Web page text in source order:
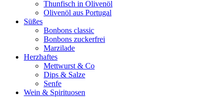
Thunfisch in Olivenöl
Olivenöl aus Portugal
Süßes
Bonbons classic
Bonbons zuckerfrei
Marzilade
Herzhaftes
Mettwurst & Co
Dips & Salze
Senfe
Wein & Spirituosen